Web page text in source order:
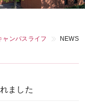
ャンパスライフ NEWS
ました